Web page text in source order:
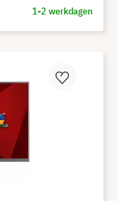
1-2 werkdagen